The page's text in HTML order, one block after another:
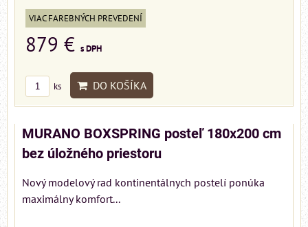
VIAC FAREBNÝCH PREVEDENÍ
879 € s DPH
ks DO KOŠÍKA
MURANO BOXSPRING posteľ 180x200 cm
bez úložného priestoru
Nový modelový rad kontinentálnych postelí ponúka
maximálny komfort...